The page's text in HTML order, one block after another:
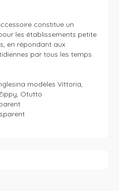
constitue un
les établissements petite
en répondant aux
par tous les temps.
modèles Vittoria,
Otutto